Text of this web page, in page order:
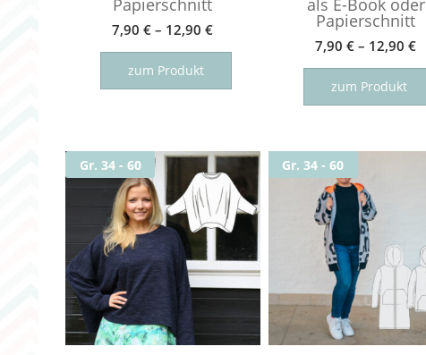
7,90€ – 12,90€
zum Produkt
Dieses
weist
auf.
Die
Optionen
können
der
Produktseite
gewählt
werden
Papierschnitt
7,90€ – 12,90€
zum Produkt
Gr. 34 - 60 Gr. 34 - 60